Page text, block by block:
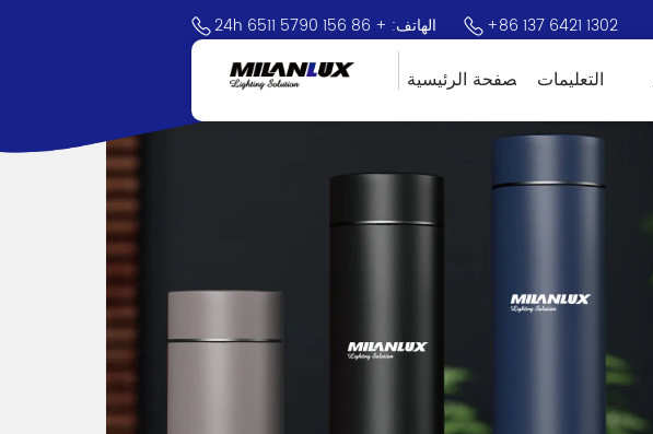
24h الهاتف: + 86 156 5790 6511 +86 137 6421 1302
الصفحة الرئيسية التعليمات